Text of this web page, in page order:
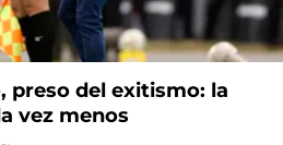
preso del exitismo: la
vez menos